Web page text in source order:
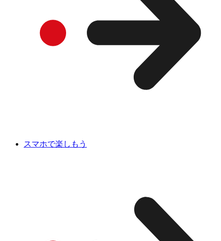
スマホで楽しもう